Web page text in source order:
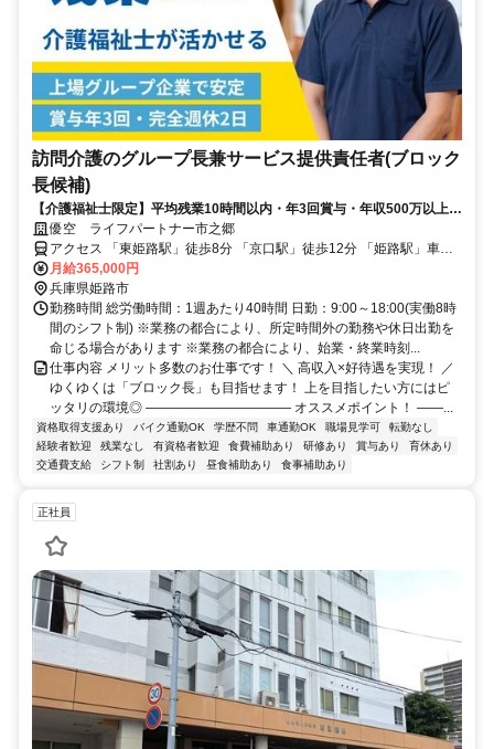
訪問介護のグループ長兼サービス提供責任者(ブロック
長候補)
【介護福祉士限定】平均残業10時間以内・年3回賞与・年収500万以上可
能♪上場企業グループで安定して勤務◎
優空 ライフパートナー市之郷
アクセス 「東姫路駅」徒歩8分 「京口駅」徒歩12分 「姫路駅」車で6
分
月給365,000円
兵庫県姫路市
勤務時間 総労働時間：1週あたり40時間 日勤：9:00～18:00(実働8時
間のシフト制) ※業務の都合により、所定時間外の勤務や休日出勤を
命じる場合があります ※業務の都合により、始業・終業時刻...
仕事内容 メリット多数のお仕事です！ ＼ 高収入×好待遇を実現！ ／
ゆくゆくは「ブロック長」も目指せます！ 上を目指したい方にはピ
ッタリの環境◎ ――――――――――― オススメポイント！ ――...
資格取得支援あり バイク通勤OK 学歴不問 車通勤OK 職場見学可
転勤なし
経験者歓迎
残業なし 有資格者歓迎 食費補助あり 研修あり 賞与あり
育休あり
交通費支給
シフト制 社割あり 昼食補助あり 食事補助あり
正社員